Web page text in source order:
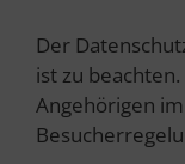
Der
ist zu
Angehörigen